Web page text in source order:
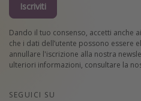
Iscriviti
Dando il tuo consenso, accetti anche
che i dati dell’utente possono essere
annullare l'iscrizione alla nostra
ulteriori informazioni, consultare la
SEGUICI SU